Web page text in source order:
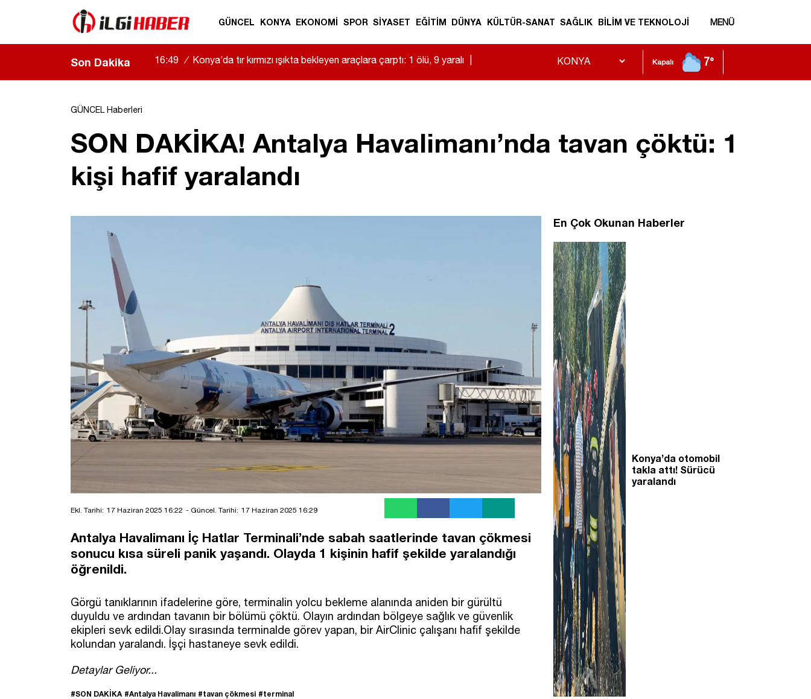
GÜNCEL KONYA EKONOMİ SPOR SİYASET EĞİTİM DÜNYA KÜLTÜR-SANAT SAĞLIK BİLİM VE TEKNOLOJİ MENÜ
Son Dakika 16:49 / Konya’da tır kırmızı ışıkta bekleyen araçlara çarptı: 1 ölü, 9 yaralı Kapalı 7°
GÜNCEL Haberleri
SON DAKİKA! Antalya Havalimanı’nda tavan çöktü: 1
kişi hafif yaralandı
Ekl. Tarihi: 17 Haziran 2025 16:22 - Güncel. Tarihi: 17 Haziran 2025 16:29
Antalya Havalimanı İç Hatlar Terminali’nde sabah saatlerinde tavan çökmesi
sonucu kısa süreli panik yaşandı. Olayda 1 kişinin hafif şekilde yaralandığı
öğrenildi.
Görgü tanıklarının ifadelerine göre, terminalin yolcu bekleme alanında aniden bir gürültü
duyuldu ve ardından tavanın bir bölümü çöktü. Olayın ardından bölgeye sağlık ve güvenlik
ekipleri sevk edildi.Olay sırasında terminalde görev yapan, bir AirClinic çalışanı hafif şekilde
kolundan yaralandı. İşçi hastaneye sevk edildi.
Detaylar Geliyor...
#SON DAKİKA #Antalya Havalimanı #tavan çökmesi #terminal
En Çok Okunan Haberler
Konya’da otomobil
takla attı! Sürücü
yaralandı